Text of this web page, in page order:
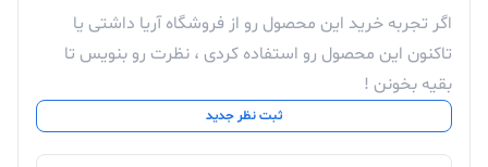
اگر تجربه خرید این محصول رو از فروشگاه آریا داشتی یا
تاکنون این محصول رو استفاده کردی ، نظرت رو بنویس تا
بقیه بخونن !
ثبت نظر جدید